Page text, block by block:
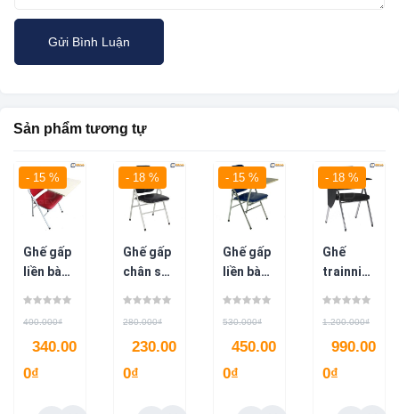
Sản phẩm tương tự
- 15 %
Ghế gấp
liền bàn
400.000₫
340.00
0₫
- 18 %
Ghế gấp
chân sơn
280.000₫
230.00
0₫
- 15 %
Ghế gấp
liền bàn
530.000₫
450.00
0₫
- 18 %
Ghế
trainnin
1.200.000₫
990.00
0₫